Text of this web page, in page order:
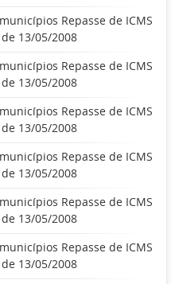
Repasse de ICMS
13/05/2008
Repasse de ICMS
13/05/2008
Repasse de ICMS
13/05/2008
Repasse de ICMS
13/05/2008
Repasse de ICMS
13/05/2008
Repasse de ICMS
13/05/2008